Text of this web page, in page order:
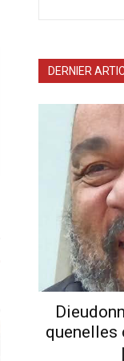
DERNIER
quenelles